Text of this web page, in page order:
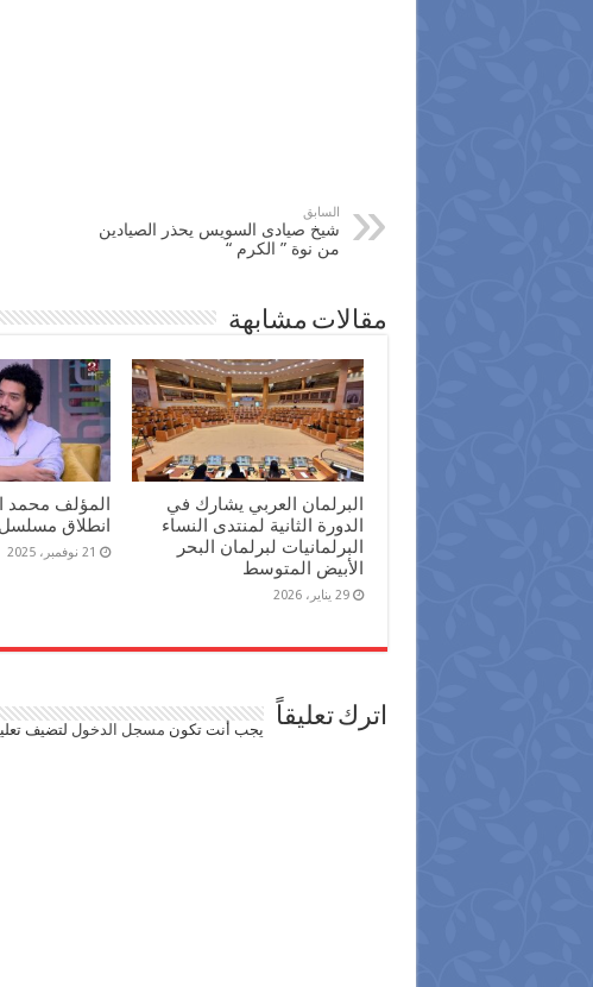
السابق
شيخ صيادى السويس يحذر الصيادين
من نوة ” الكرم “
مقالات مشابهة
البرلمان العربي يشارك في
الدورة الثانية لمنتدى النساء
البرلمانيات لبرلمان البحر
الأبيض المتوسط
29 يناير، 2026
المؤلف محمد
انطلاق مسلسل
21 نوفمبر، 2025
اترك تعليقاً يجب أنت تكون مسجل الدخول لتضيف